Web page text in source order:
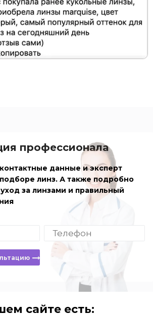
профессионала
данные и эксперт
линз. А также подробно
за линзами и правильный
сайте есть: